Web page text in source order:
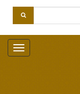
Toggle
navigation